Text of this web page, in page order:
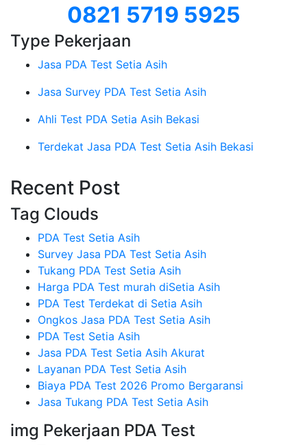
0821 5719 5925
Type Pekerjaan
Jasa PDA Test Setia Asih
Jasa Survey PDA Test Setia Asih
Ahli Test PDA Setia Asih Bekasi
Terdekat Jasa PDA Test Setia Asih Bekasi
Recent Post
Tag Clouds
PDA Test Setia Asih
Survey Jasa PDA Test Setia Asih
Tukang PDA Test Setia Asih
Harga PDA Test murah diSetia Asih
PDA Test Terdekat di Setia Asih
Ongkos Jasa PDA Test Setia Asih
PDA Test Setia Asih
Jasa PDA Test Setia Asih Akurat
Layanan PDA Test Setia Asih
Biaya PDA Test 2026 Promo Bergaransi
Jasa Tukang PDA Test Setia Asih
img Pekerjaan PDA Test